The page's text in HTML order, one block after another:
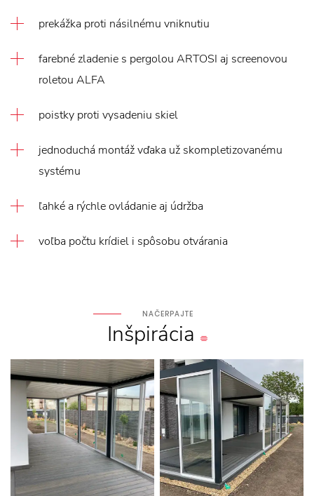
prekážka proti násilnému vniknutiu
farebné zladenie s pergolou ARTOSI aj screenovou
roletou ALFA
poistky proti vysadeniu skiel
jednoduchá montáž vďaka už skompletizovanému
systému
ľahké a rýchle ovládanie aj údržba
voľba počtu krídiel i spôsobu otvárania
NAČERPAJTE
Inšpirácia